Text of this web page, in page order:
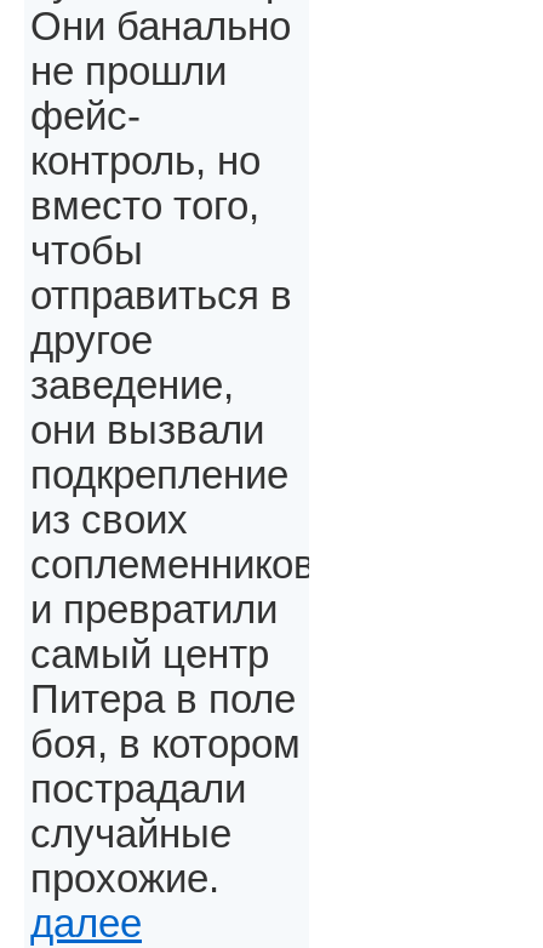
Они банально
не прошли
фейс-
контроль, но
вместо того,
чтобы
отправиться в
другое
заведение,
они вызвали
подкрепление
из своих
соплеменников
и превратили
самый центр
Питера в поле
боя, в котором
пострадали
случайные
прохожие.
далее